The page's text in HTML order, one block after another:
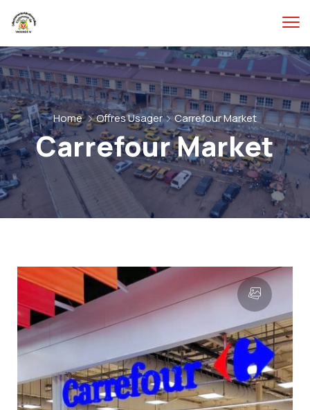
Home Offres Usager Carrefour Market
Carrefour Market